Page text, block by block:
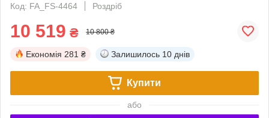
Код: FA_FS-4464
Роздріб
10 519 ₴ 10 800 ₴
Економія 281 ₴ Залишилось 10 днів
Купити
або